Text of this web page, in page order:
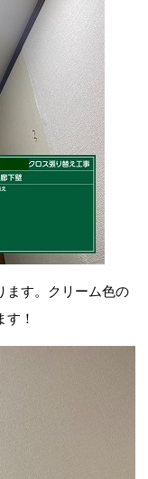
ます。クリーム色の
！